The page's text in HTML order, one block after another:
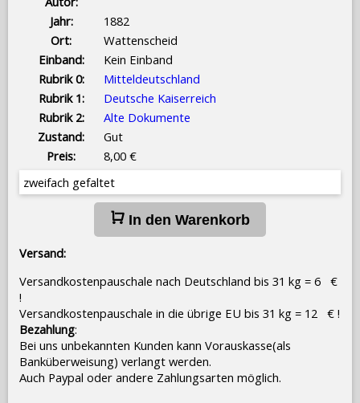
Jahr:
1882
Ort:
Wattenscheid
Einband:
Kein Einband
Rubrik 0:
Mitteldeutschland
Rubrik 1:
Deutsche Kaiserreich
Rubrik 2:
Alte Dokumente
Zustand:
Gut
Preis:
8,00 €
zweifach gefaltet
In den Warenkorb
Versand:
Versandkostenpauschale nach Deutschland bis 31 kg = 6 €
!
Versandkostenpauschale in die übrige EU bis 31 kg = 12 € !
Bezahlung:
Bei uns unbekannten Kunden kann Vorauskasse(als
Banküberweisung) verlangt werden.
Auch Paypal oder andere Zahlungsarten möglich.